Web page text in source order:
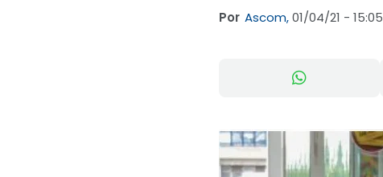
Por Ascom,01/04/21 - 15:05